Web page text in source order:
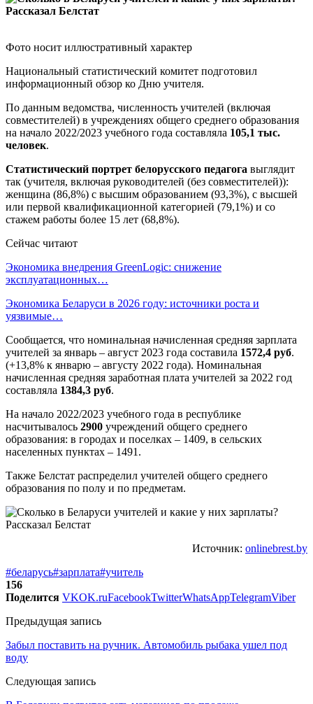
Фото носит иллюстративный характер
Национальный статистический комитет подготовил
информационный обзор ко Дню учителя.
По данным ведомства, численность учителей (включая
совместителей) в учреждениях общего среднего образования
на начало 2022/2023 учебного года составляла 105,1 тыс.
человек.
Статистический портрет белорусского педагога выглядит
так (учителя, включая руководителей (без совместителей)):
женщина (86,8%) с высшим образованием (93,3%), с высшей
или первой квалификационной категорией (79,1%) и со
стажем работы более 15 лет (68,8%).
Сейчас читают
Экономика внедрения GreenLogic: снижение
эксплуатационных…
Экономика Беларуси в 2026 году: источники роста и
уязвимые…
Сообщается, что номинальная начисленная средняя зарплата
учителей за январь – август 2023 года составила 1572,4 руб.
(+13,8% к январю – августу 2022 года). Номинальная
начисленная средняя заработная плата учителей за 2022 год
составляла 1384,3 руб.
На начало 2022/2023 учебного года в республике
насчитывалось 2900 учреждений общего среднего
образования: в городах и поселках – 1409, в сельских
населенных пунктах – 1491.
Также Белстат распределил учителей общего среднего
образования по полу и по предметам.
Источник: onlinebrest.by
#беларусь#зарплата#учитель
156
Поделится VKOK.ruFacebookTwitterWhatsAppTelegramViber
Предыдущая запись
Забыл поставить на ручник. Автомобиль рыбака ушел под
воду
Следующая запись